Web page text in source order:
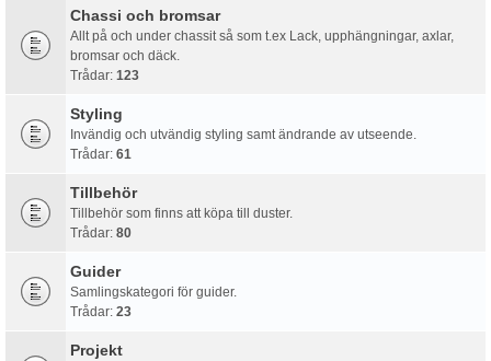
Chassi och bromsar
Allt på och under chassit så som t.ex Lack, upphängningar, axlar,
bromsar och däck.
Trådar: 123
Styling
Invändig och utvändig styling samt ändrande av utseende.
Trådar: 61
Tillbehör
Tillbehör som finns att köpa till duster.
Trådar: 80
Guider
Samlingskategori för guider.
Trådar: 23
Projekt